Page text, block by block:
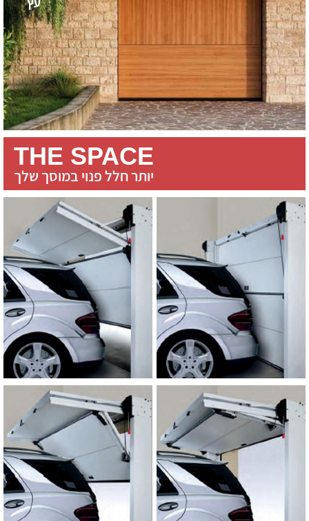
THE SPACE
יותר חלל פנוי במוסך שלך